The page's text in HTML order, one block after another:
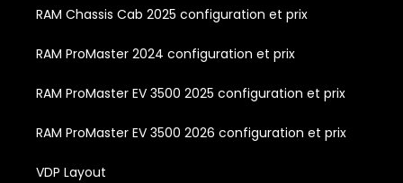
RAM Chassis Cab 2025 configuration et prix
RAM ProMaster 2024 configuration et prix
RAM ProMaster EV 3500 2025 configuration et prix
RAM ProMaster EV 3500 2026 configuration et prix
VDP Layout